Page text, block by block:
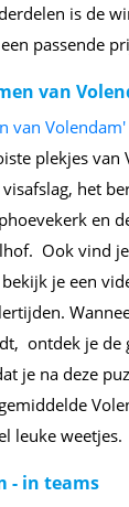
is de
passende
van
van Volendam'
plekjes van
het
en
Ook vind
je een
ontdek je de
je na deze
leuke weetjes.
- in teams